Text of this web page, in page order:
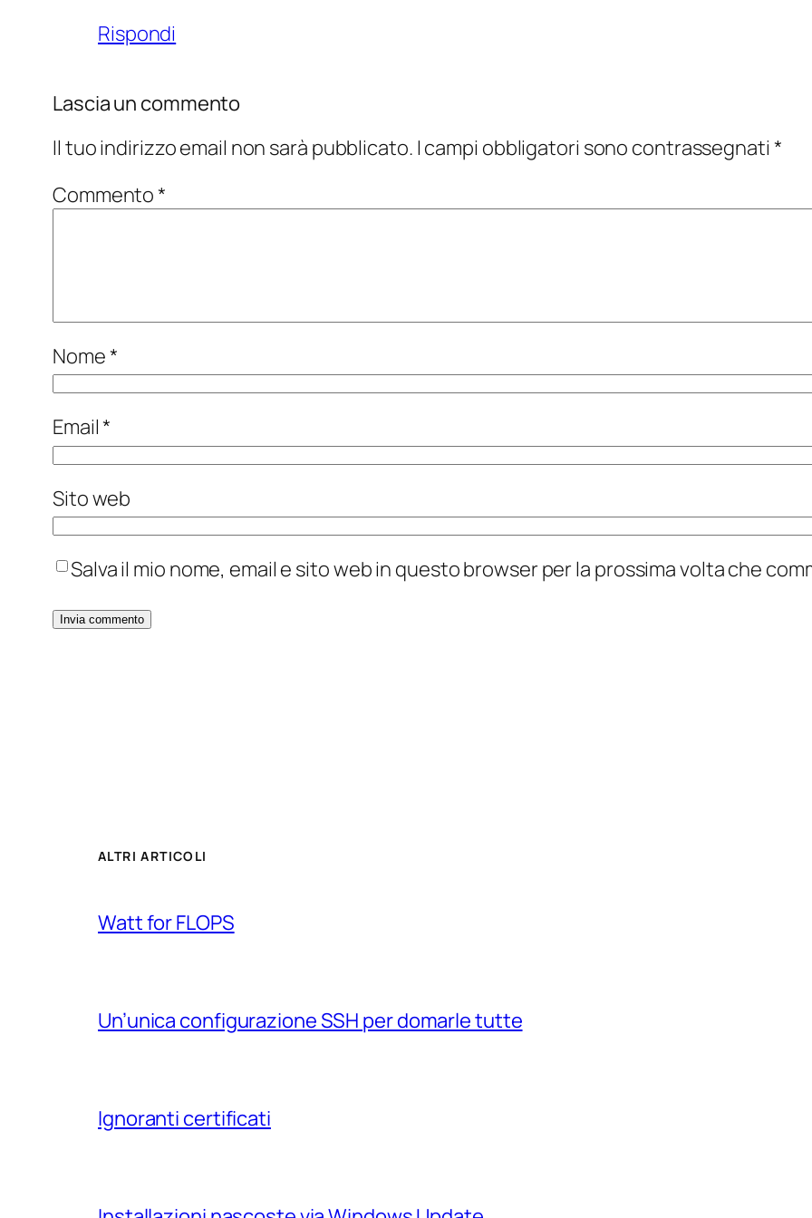
Rispondi
Lascia un commento
Il tuo indirizzo email non sarà pubblicato. I campi obbligatori sono contrassegnati *
Commento*
Nome*
Email*
Sito web
Salva il mio nome, email e sito web in questo browser per la prossima volta che
ALTRI ARTICOLI
Watt for FLOPS
Un’unica configurazione SSH per domarle tutte
Ignoranti certificati